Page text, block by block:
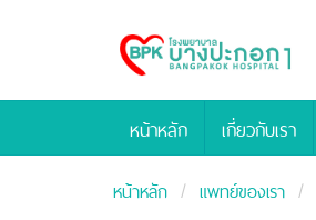
Bangpakok
Hospital
หน้าหลัก เกี่ยวกับเรา
หน้าหลัก แพทย์ของเรา